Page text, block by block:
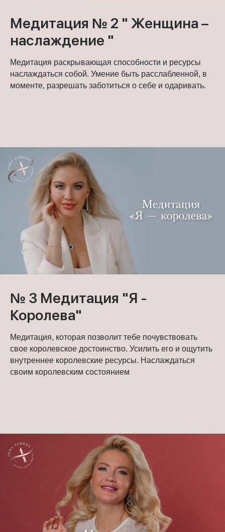
Медитация № 2 " Женщина –
наслаждение "
Медитация раскрывающая способности и ресурсы
наслаждаться собой. Умение быть расслабленной, в
моменте, разрешать заботиться о себе и одаривать.
№ 3 Медитация "Я -
Королева"
Медитация, которая позволит тебе почувствовать
свое королевское достоинство. Усилить его и ощутить
внутреннее королевские ресурсы. Наслаждаться
своим королевским состоянием